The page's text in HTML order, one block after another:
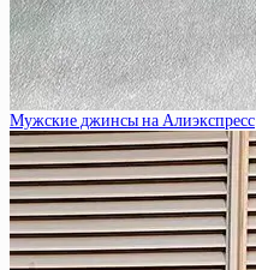
Мужские джинсы на Алиэкспресс